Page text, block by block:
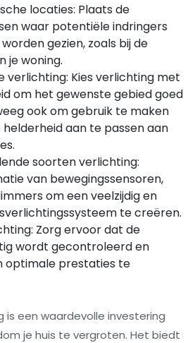
locaties: Plaats de
waar potentiële indringers
gezien, zoals bij de
je woning.
verlichting: Kies verlichting met
om het gewenste gebied goed
ook om gebruik te maken
aan te passen aan
soorten verlichting:
van bewegingssensoren,
om een veelzijdig en
te creëren.
Zorg ervoor dat de
wordt gecontroleerd en
optimale prestaties te
is een waardevolle investering
je huis te vergroten. Het biedt